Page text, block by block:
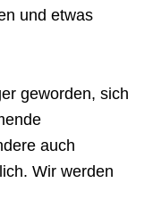
und etwas
geworden, sich
auch
Wir werden